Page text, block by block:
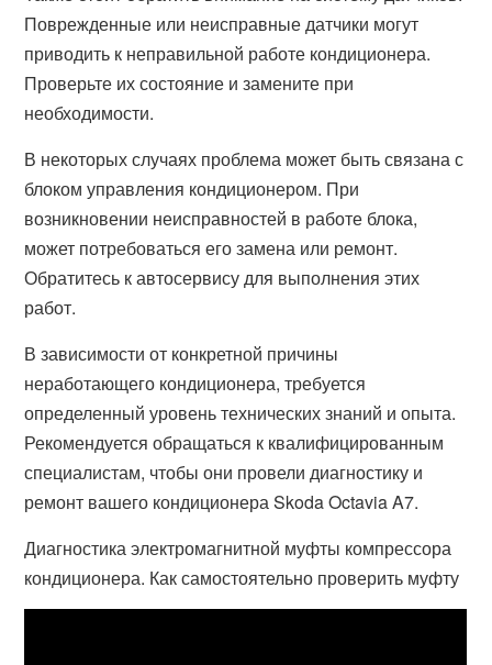
Поврежденные или неисправные датчики могут
приводить к неправильной работе кондиционера.
Проверьте их состояние и замените при
необходимости.
В некоторых случаях проблема может быть связана с
блоком управления кондиционером. При
возникновении неисправностей в работе блока,
может потребоваться его замена или ремонт.
Обратитесь к автосервису для выполнения этих
работ.
В зависимости от конкретной причины
неработающего кондиционера, требуется
определенный уровень технических знаний и опыта.
Рекомендуется обращаться к квалифицированным
специалистам, чтобы они провели диагностику и
ремонт вашего кондиционера Skoda Octavia A7.
Диагностика электромагнитной муфты компрессора
кондиционера. Как самостоятельно проверить муфту